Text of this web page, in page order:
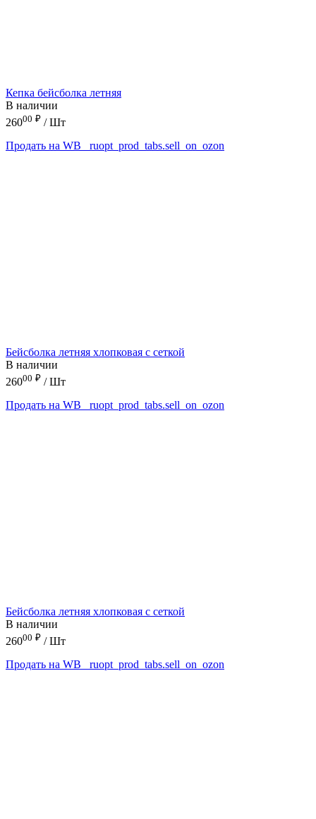
Кепка бейсболка летняя
В наличии
26000 ₽ / Шт
Продать на WB
_ruopt_prod_tabs.sell_on_ozon
Бейсболка летняя хлопковая с сеткой
В наличии
26000 ₽ / Шт
Продать на WB
_ruopt_prod_tabs.sell_on_ozon
Бейсболка летняя хлопковая с сеткой
В наличии
26000 ₽ / Шт
Продать на WB
_ruopt_prod_tabs.sell_on_ozon